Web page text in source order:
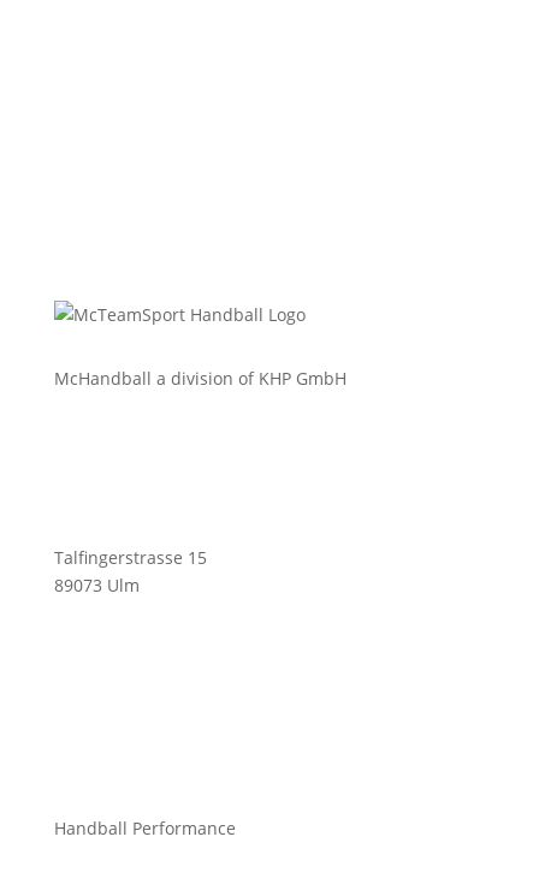
McHandball a division of KHP GmbH
Talfingerstrasse 15
89073 Ulm
Handball Performance